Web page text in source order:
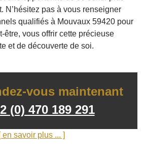
N’hésitez pas à vous renseigner
qualifiés à Mouvaux 59420 pour
être, vous offrir cette précieuse
et de découverte de soi.
vous maintenant
(0) 470 189 291
[ en savoir plus ... ]